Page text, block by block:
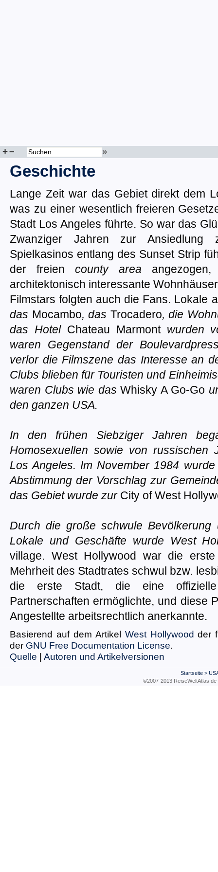
+– »
Geschichte
Lange Zeit war das Gebiet direkt dem
was zu einer wesentlich freieren
Stadt Los Angeles führte. So war das
Zwanziger Jahren zur Ansiedlung
Spielkasinos entlang des Sunset Strip
der freien county area
architektonisch interessante
Filmstars folgten auch die Fans. Lokale
das Mocambo, das Trocadero, die
das Hotel Chateau Marmontwurden
waren Gegenstand der
verlor die Filmszene das Interesse an
Clubs blieben für Touristen und
waren Clubs wie dasWhisky A Go-Go
den ganzen USA.
In den frühen Siebziger Jahren
Homosexuellen sowie von russischen
Los Angeles. Im November 1984
Abstimmung der Vorschlag zur
das Gebiet wurde zur City of West
Durch die große schwule
Lokale und Geschäfte wurde West
village. West Hollywood war die
Mehrheit des Stadtrates schwul bzw.
die erste Stadt, die eine offizielle
Partnerschaften ermöglichte, und diese
Angestellte arbeitsrechtlich anerkannte.
Basierend auf dem Artikel West Hollywood der
der GNU Free Documentation License.
Quelle | Autoren und Artikelversionen
Startseite>
©2007-2013